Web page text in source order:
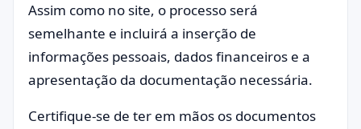
Assim como no site, o processo será
semelhante e incluirá a inserção de
informações pessoais, dados financeiros e a
apresentação da documentação necessária.
Certifique-se de ter em mãos os documentos